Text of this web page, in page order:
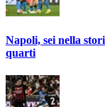
Napoli, sei nella
quarti